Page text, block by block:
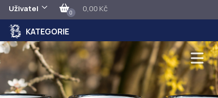
Uživatel 0 0,00 Kč
KATEGORIE